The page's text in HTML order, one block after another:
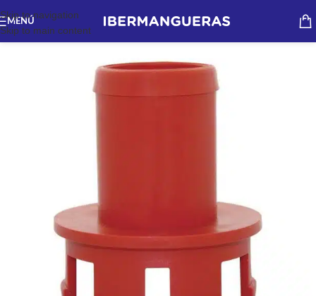
Skip to navigation
Skip to main content
MENÚ